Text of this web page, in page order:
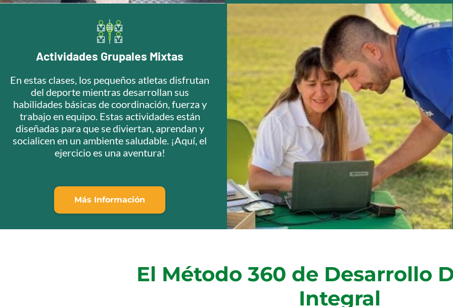
Actividades Grupales Mixtas
En estas clases, los pequeños atletas disfrutan
del deporte mientras desarrollan sus
habilidades básicas de coordinación, fuerza y
trabajo en equipo. Estas actividades están
diseñadas para que se diviertan, aprendan y
socialicen en un ambiente saludable. ¡Aquí, el
ejercicio es una aventura!
Más Información
El Método 360 de Desarrollo
Integral